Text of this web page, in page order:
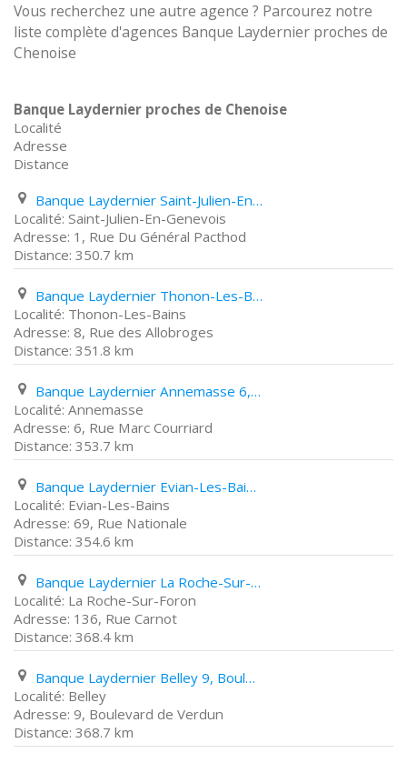
Vous recherchez une autre agence ? Parcourez notre
liste complète d'agences Banque Laydernier proches de
Chenoise
Banque Laydernier proches de Chenoise
Localité
Adresse
Distance
Banque Laydernier Saint-Julien-En-Genevois 1, Rue Du Général Pacthod
Saint-Julien-En-Genevois
1, Rue Du Général Pacthod
350.7 km
Banque Laydernier Thonon-Les-Bains 8, Rue des Allobroges
Thonon-Les-Bains
8, Rue des Allobroges
351.8 km
Banque Laydernier Annemasse 6, Rue Marc Courriard
Annemasse
6, Rue Marc Courriard
353.7 km
Banque Laydernier Evian-Les-Bains 69, Rue Nationale
Evian-Les-Bains
69, Rue Nationale
354.6 km
Banque Laydernier La Roche-Sur-Foron 136, Rue Carnot
La Roche-Sur-Foron
136, Rue Carnot
368.4 km
Banque Laydernier Belley 9, Boulevard de Verdun
Belley
9, Boulevard de Verdun
368.7 km